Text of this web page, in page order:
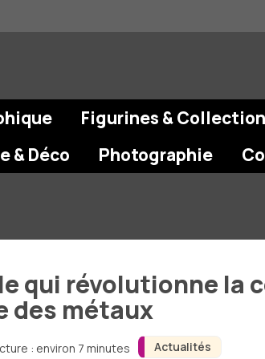
Figurines & Collection
& Déco
Photographie
Actualités
qui révolutionne la
des métaux
: environ 7 minutes